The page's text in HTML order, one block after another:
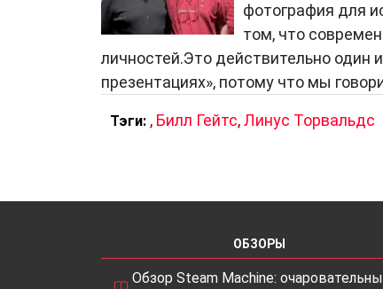
В мире, где цифровые продукты
секунду, понимание целевой
лидеры и «персоны-иконы»
разработчики по всему миру.
Таким образом, влияние персон в IT:
Способствует созданию
фотография для
том, что
личностей.Это действительно один
презентациях», потому что мы
Тэги: , Билл Гейтс,Линус Торвальдс
ОБЗОРЫ
Обзор Steam Machine: